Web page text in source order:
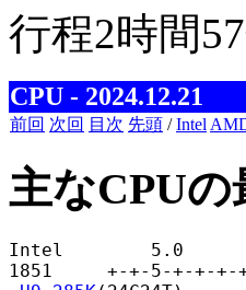
行程2時間
CPU - 2024.12.21
前回 次回 目次 先頭 /Intel
主なCPUの
Intel        5.0
1851     +-+-5-+-+-+-